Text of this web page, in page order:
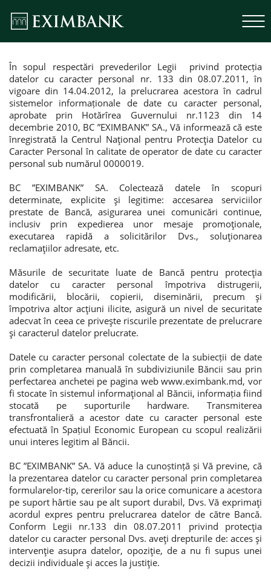
Потребительские кредиты
Ипотечные кредиты
În sopul respectări prevederilor Legii privind protecția
datelor cu caracter personal nr. 133 din 08.07.2011, în
vigoare din 14.04.2012, la prelucrarea acestora în cadrul
sistemelor informaționale de date cu caracter personal,
aprobate prin Hotărîrea Guvernului nr.1123 din 14
decembrie 2010, BC ”EXIMBANK” SA., Vă informează că este
înregistrată la Centrul Naţional pentru Protecţia Datelor cu
Caracter Personal în calitate de operator de date cu caracter
personal sub numărul 0000019.
BC ”EXIMBANK” SA. Colectează datele în scopuri
determinate, explicite şi legitime: accesarea serviciilor
prestate de Bancă, asigurarea unei comunicări continue,
inclusiv prin expedierea unor mesaje promoţionale,
executarea rapidă a solicitărilor Dvs., soluţionarea
reclamaţiilor adresate, etc.
Măsurile de securitate luate de Bancă pentru protecţia
datelor cu caracter personal împotriva distrugerii,
modificării, blocării, copierii, diseminării, precum şi
împotriva altor acţiuni ilicite, asigură un nivel de securitate
adecvat în ceea ce priveşte riscurile prezentate de prelucrare
şi caracterul datelor prelucrate.
Datele cu caracter personal colectate de la subiecții de date
prin completarea manuală în subdiviziunile Băncii sau prin
perfectarea anchetei pe pagina web www.eximbank.md, vor
fi stocate în sistemul informaţional al Băncii, informația fiind
stocată pe suporturile hardware. Transmiterea
transfrontalieră a acestor date cu caracter personal este
efectuată în Spațiul Economic European cu scopul realizării
unui interes legitim al Băncii.
BC ”EXIMBANK” SA. Vă aduce la cunoștință și Vă previne, că
la prezentarea datelor cu caracter personal prin completarea
formularelor-tip, cererilor sau la orice comunicare a acestora
pe suport hârtie sau pe alt suport durabil, Dvs. Vă exprimaţi
acordul expres pentru prelucrarea datelor de către Bancă.
Conform Legii nr.133 din 08.07.2011 privind protecţia
datelor cu caracter personal Dvs. aveţi drepturile de: acces şi
intervenţie asupra datelor, opoziţie, de a nu fi supus unei
decizii individuale şi acces la justiţie.